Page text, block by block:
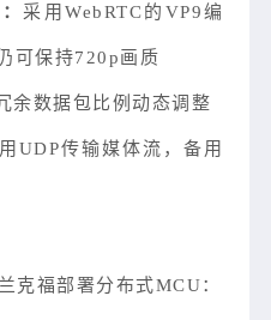
采用WebRTC的VP9编
可保持720p画质
余数据包比例动态调整
UDP传输媒体流，备用
克福部署分布式MCU：